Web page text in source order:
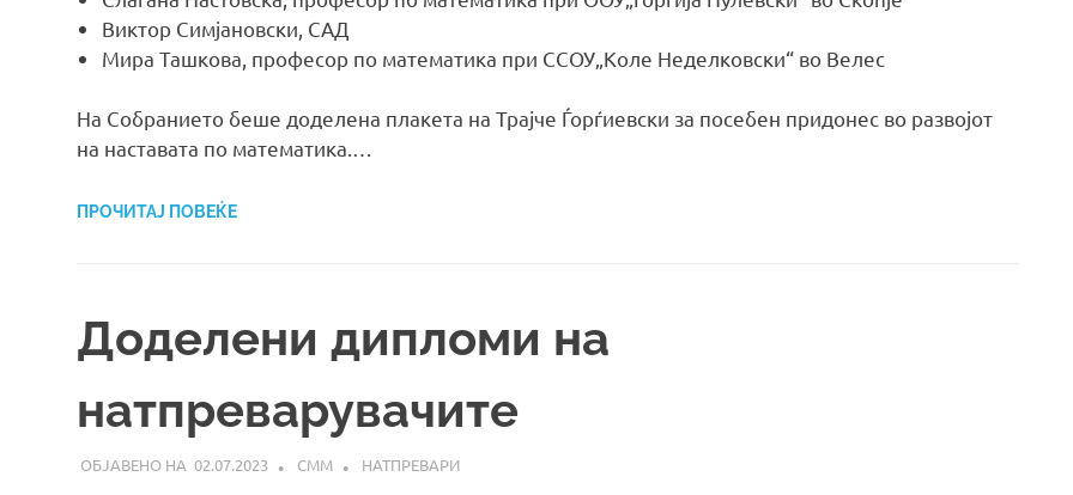
Виктор Симјановски, САД
Мира Ташкова, професор по математика при ССОУ„Коле Неделковски“ во Велес
На Собранието беше доделена плакета на Трајче Ѓорѓиевски за посебен придонес во развојот
на наставата по математика.…
ПРОЧИТАЈ ПОВЕЌЕ
Доделени дипломи на
натпреварувачите
02.07.2023 СММ НАТПРЕВАРИ